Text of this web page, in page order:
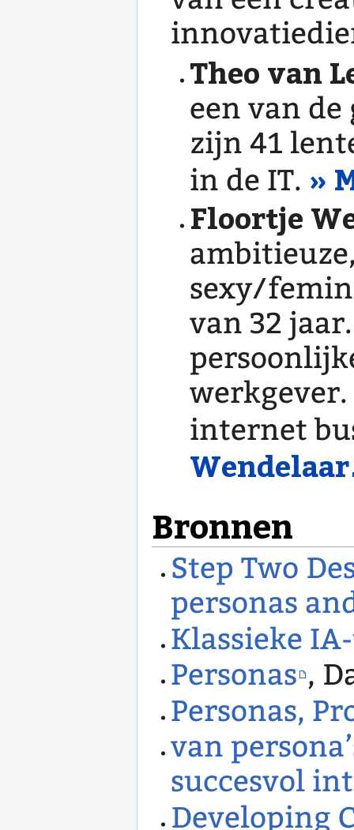
Theo van
een van
zijn 41
in de IT. »
Floortje
sexy/
van 32
werkgever.
internet
Bronnen
Step Two
personas
Klassieke
Personas ,
Personas,
van
succesvol
Developing